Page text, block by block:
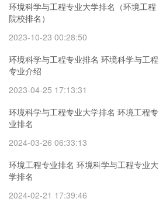
环境科学与工程专业大学排名（环境工程
院校排名）
2023-10-23 00:28:50
环境科学与工程专业排名 环境科学与工程
专业介绍
2023-04-25 17:13:31
环境科学与工程专业大学排名 环境工程专
业排名
2024-03-26 06:33:13
环境工程专业排名 环境科学与工程专业大
学排名
2024-02-21 17:39:46